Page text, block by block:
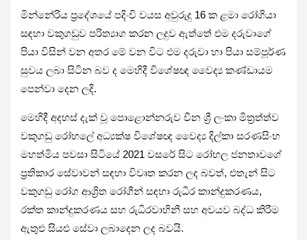
මින්නේරිය ප්‍රදේශයේ පදිංචි වයස අවුරුදු 16 ක ළමා රෝගියා
සඳහා වකුගඩුව පරිත්‍යාග කරන ලදුව ඇත්තේ එම දරුවාගේ
පියා විසින් වන අතර මේ වන විට එම දරුවා හා පියා සම්පූර්ණ
සුවය ලබා සිටින බව ද මෙහිදී විශේෂඥ වෛද්‍ය කණ්ඩායම
පෙන්වා දෙන ලදි.
මෙහිදී අදහස් දැක් වූ පොළොන්නරුව චීන ශ්‍රී ලංකා මිත්‍රත්ත්ව
වකුගඩු රෝහලේ අධ්‍යක්ෂ විශේෂඥ වෛද්‍ය දිල්කා සරණසිංහ
මහත්මිය පවසා සිටියේ 2021 වසරේ සිට රෝහල ජනතාවගේ
ප්‍රතිකාර සේවාවන් සඳහා විවෘත කරන ලද බවත්, එතැන් සිට
වකුගඩු රෝග ආශ්‍රිත රෝගීන් සඳහා රුධිර කාන්දුකරණය,
රක්ත කාන්දුකරණය සහ රුධිරවාහිනී සහ අවයව බද්ධ කිරීම
ඇතුළු සියළු සේවා ලබාදෙන ලද බවයි.